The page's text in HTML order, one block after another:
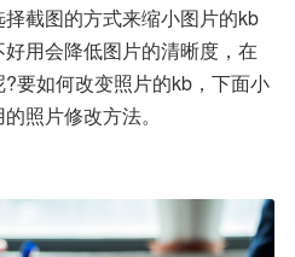
截图的方式来缩小图片的kb
用会降低图片的清晰度，在
要如何改变照片的kb，下面小
照片修改方法。